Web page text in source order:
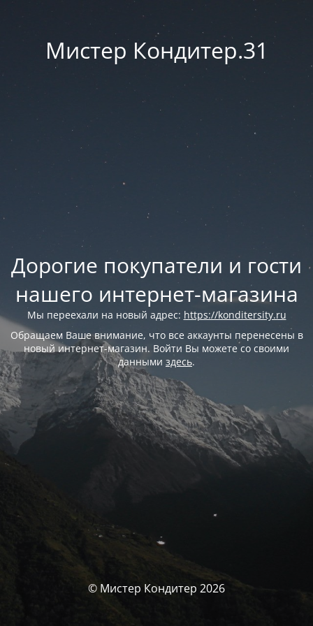
Мистер Кондитер.31
Дорогие покупатели и гости
нашего интернет-магазина
Мы переехали на новый адрес: https://konditersity.ru
Обращаем Ваше внимание, что все аккаунты перенесены в
новый интернет-магазин. Войти Вы можете со своими
данными здесь.
© Мистер Кондитер 2026